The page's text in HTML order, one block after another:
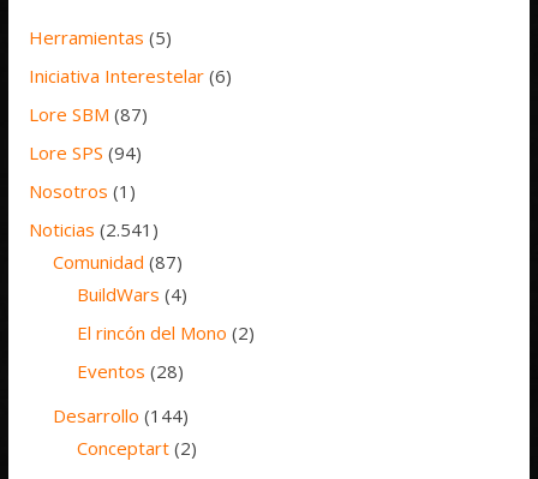
Herramientas (5)
Iniciativa Interestelar (6)
Lore SBM (87)
Lore SPS (94)
Nosotros (1)
Noticias (2.541)
Comunidad (87)
BuildWars (4)
El rincón del Mono (2)
Eventos (28)
Desarrollo (144)
Conceptart (2)